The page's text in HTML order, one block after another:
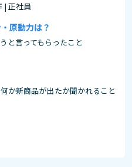
| 正社員
原動力は？
と言ってもらったこと
か新商品が出たか聞かれること